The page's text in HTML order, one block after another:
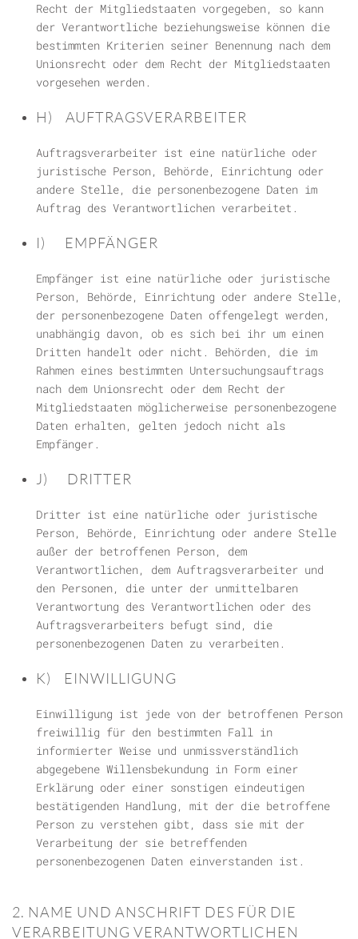
Recht der Mitgliedstaaten vorgegeben, so kann
der Verantwortliche beziehungsweise können die
bestimmten Kriterien seiner Benennung nach dem
Unionsrecht oder dem Recht der Mitgliedstaaten
vorgesehen werden.
H) AUFTRAGSVERARBEITER
Auftragsverarbeiter ist eine natürliche oder
juristische Person, Behörde, Einrichtung oder
andere Stelle, die personenbezogene Daten im
Auftrag des Verantwortlichen verarbeitet.
I) EMPFÄNGER
Empfänger ist eine natürliche oder juristische
Person, Behörde, Einrichtung oder andere Stelle,
der personenbezogene Daten offengelegt werden,
unabhängig davon, ob es sich bei ihr um einen
Dritten handelt oder nicht. Behörden, die im
Rahmen eines bestimmten Untersuchungsauftrags
nach dem Unionsrecht oder dem Recht der
Mitgliedstaaten möglicherweise personenbezogene
Daten erhalten, gelten jedoch nicht als
Empfänger.
J) DRITTER
Dritter ist eine natürliche oder juristische
Person, Behörde, Einrichtung oder andere Stelle
außer der betroffenen Person, dem
Verantwortlichen, dem Auftragsverarbeiter und
den Personen, die unter der unmittelbaren
Verantwortung des Verantwortlichen oder des
Auftragsverarbeiters befugt sind, die
personenbezogenen Daten zu verarbeiten.
K) EINWILLIGUNG
Einwilligung ist jede von der betroffenen Person
freiwillig für den bestimmten Fall in
informierter Weise und unmissverständlich
abgegebene Willensbekundung in Form einer
Erklärung oder einer sonstigen eindeutigen
bestätigenden Handlung, mit der die betroffene
Person zu verstehen gibt, dass sie mit der
Verarbeitung der sie betreffenden
personenbezogenen Daten einverstanden ist.
2. NAME UND ANSCHRIFT DES FÜR DIE
VERARBEITUNG VERANTWORTLICHEN